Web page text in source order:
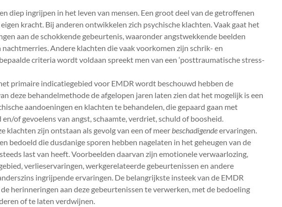
diep ingrijpen in het leven van mensen. Een groot deel van de getroffenen
eigen kracht. Bij anderen ontwikkelen zich psychische klachten. Vaak gaat het
aan de schokkende gebeurtenis, waaronder angstwekkende beelden
nachtmerries. Andere klachten die vaak voorkomen zijn schrik- en
criteria wordt voldaan spreekt men van een ‘posttraumatische stress-
primaire indicatiegebied voor EMDR wordt beschouwd hebben de
deze behandelmethode de afgelopen jaren laten zien dat het mogelijk is een
aandoeningen en klachten te behandelen, die gepaard gaan met
of gevoelens van angst, schaamte, verdriet, schuld of boosheid.
klachten zijn ontstaan als gevolg van een of meerbeschadigendeervaringen.
bedoeld die dusdanige sporen hebben nagelaten in het geheugen van de
last van heeft. Voorbeelden daarvan zijn emotionele verwaarlozing,
verlieservaringen, werkgerelateerde gebeurtenissen en andere
ingrijpende ervaringen. De belangrijkste insteek van de EMDR
herinneringen aan deze gebeurtenissen te verwerken, met de bedoeling
of te laten verdwijnen.